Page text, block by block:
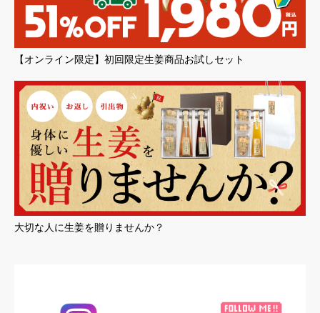
【オンライン限定】初回限定生姜商品お試しセット
大切な人に生姜を贈りませんか？